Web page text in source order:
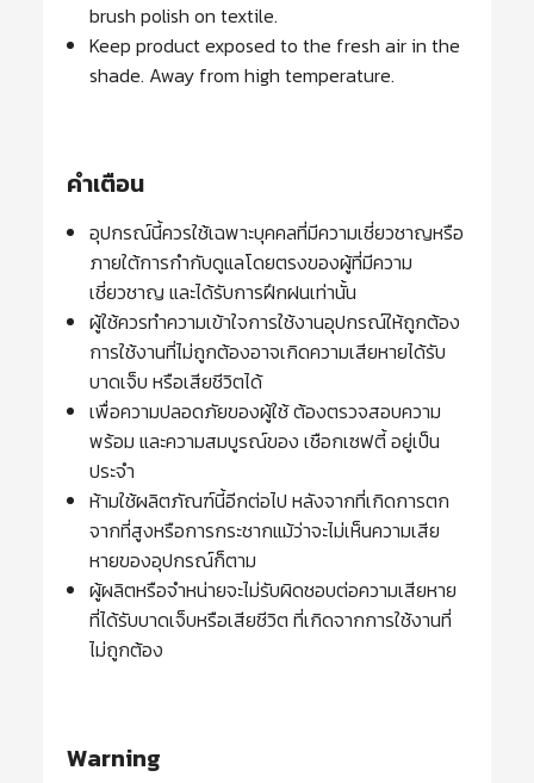
brush polish on textile.
Keep product exposed to the fresh air in the
shade. Away from high temperature.
คำเตือน
อุปกรณ์นี้ควรใช้เฉพาะบุคคลที่มีความเชี่ยวชาญหรือ
ภายใต้การกำกับดูแลโดยตรงของผู้ที่มีความ
เชี่ยวชาญ และได้รับการฝึกฝนเท่านั้น
ผู้ใช้ควรทำความเข้าใจการใช้งานอุปกรณ์ให้ถูกต้อง
การใช้งานที่ไม่ถูกต้องอาจเกิดความเสียหายได้รับ
บาดเจ็บ หรือเสียชีวิตได้
เพื่อความปลอดภัยของผู้ใช้ ต้องตรวจสอบความ
พร้อม และความสมบูรณ์ของ เชือกเซฟตี้ อยู่เป็น
ประจำ
ห้ามใช้ผลิตภัณฑ์นี้อีกต่อไป หลังจากที่เกิดการตก
จากที่สูงหรือการกระชากแม้ว่าจะไม่เห็นความเสีย
หายของอุปกรณ์ก็ตาม
ผู้ผลิตหรือจำหน่ายจะไม่รับผิดชอบต่อความเสียหาย
ที่ได้รับบาดเจ็บหรือเสียชีวิต ที่เกิดจากการใช้งานที่
ไม่ถูกต้อง
Warning